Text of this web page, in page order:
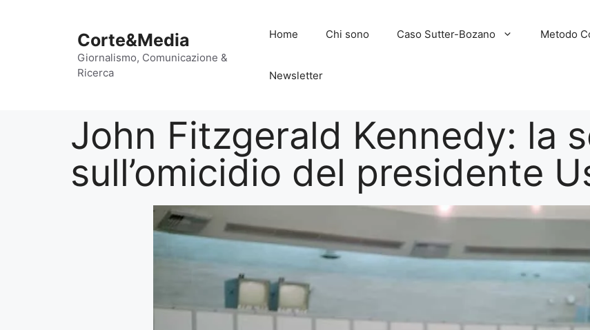
Corte&Media
Giornalismo, Comunicazione &
Ricerca
Home Chi sono Caso Sutter-Bozano Metodo
Newsletter
John Fitzgerald Kennedy: la
sull’omicidio del presidente